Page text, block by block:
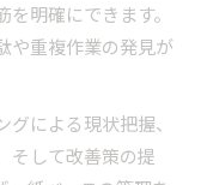
とコンサル活用
表記のポイント
の表記基準
記ミス防止策
明確にできます。
や重複作業の発見が
による現状把握、
そして改善策の提